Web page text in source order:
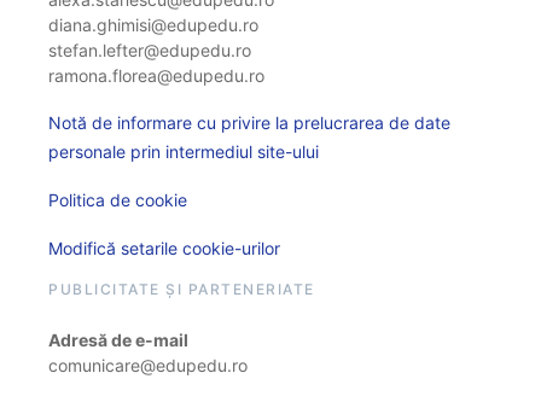
diana.ghimisi@edupedu.ro
stefan.lefter@edupedu.ro
ramona.florea@edupedu.ro
Notă de informare cu privire la prelucrarea de date
personale prin intermediul site-ului
Politica de cookie
Modifică setarile cookie-urilor
PUBLICITATE ȘI PARTENERIATE
Adresă de e-mail
comunicare@edupedu.ro